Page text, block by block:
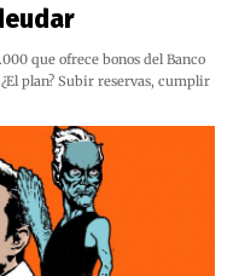
que ofrece bonos del Banco
plan? Subir reservas, cumplir